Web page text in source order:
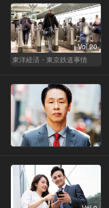
Vol.20
東洋経済・東京鉄道事情